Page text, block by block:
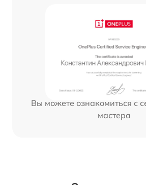
Вы можете ознакомиться с
мастера